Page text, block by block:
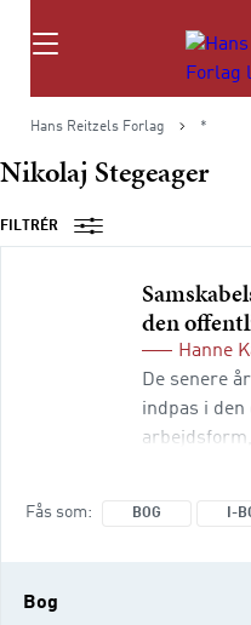
Søg
Hans Reitzels Forlag *
Nikolaj Stegeager
FILTRÉR
den
Hanne
De senere
indpas i
Fås som BOG I-
Bog